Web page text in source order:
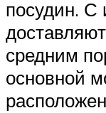
посудин.
средним
основной